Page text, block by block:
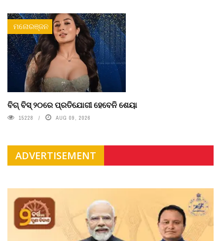
ମନୋରଞ୍ଜନ
ବିଗ୍ ବିସ୍ ୨୦ରେ ପ୍ରତିଯୋଗୀ ହେବେନି ଶେୟା
15228 AUG 09, 2026
ADVERTISEMENT